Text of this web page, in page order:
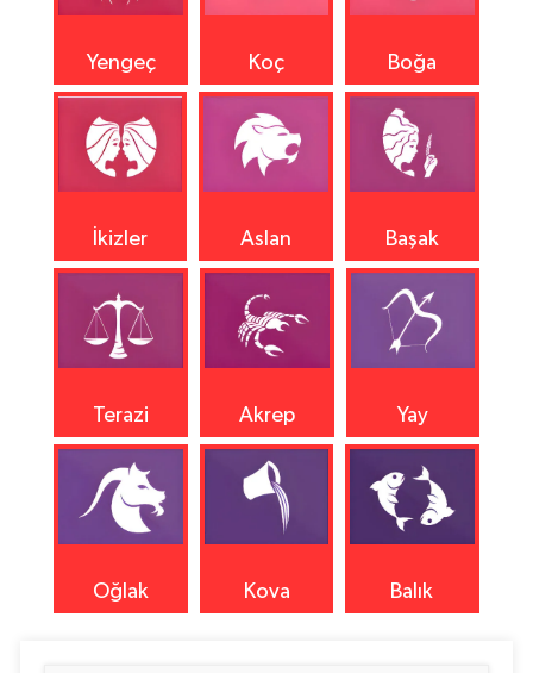
Yengeç Koç Boğa
İkizler Aslan Başak
Terazi Akrep Yay
Oğlak Kova Balık